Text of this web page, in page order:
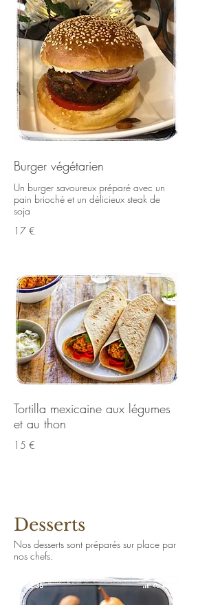
Burger végétarien
Un burger savoureux préparé avec un
pain brioché et un délicieux steak de
soja
17 €
Tortilla mexicaine aux légumes
et au thon
15 €
Desserts
Nos desserts sont préparés sur place par
nos chefs.